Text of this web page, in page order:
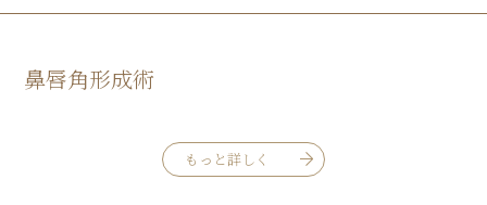
鼻唇角形成術
もっと詳しく